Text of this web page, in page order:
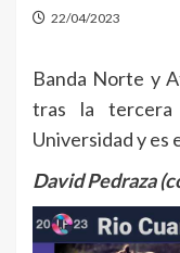
22/04/2023
Banda Norte y
tras la tercera
Universidad y es
David Pedraza